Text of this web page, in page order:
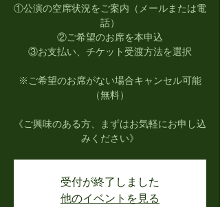
①公演の空席状況をご案内（メールまたは電
話）
②ご希望のお席を本申込
③お支払い、チケット受渡方法を選択
※ご希望のお席がない場合キャンセル可能
（無料）
《ご興味のある方、まずはお気軽にお申し込
みください》
受付が終了しました
他のイベントを見る